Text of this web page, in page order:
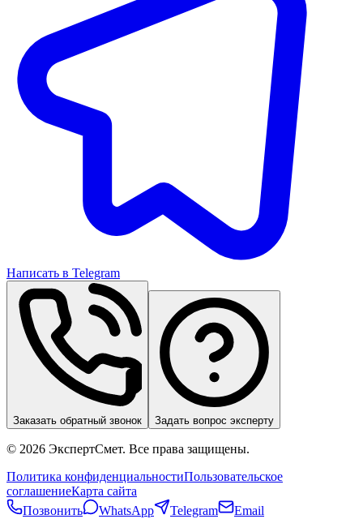
Написать в Telegram
Заказать обратный звонок Задать вопрос эксперту
© 2026 ЭкспертСмет. Все права защищены.
Политика конфиденциальностиПользовательское
соглашениеКарта сайта
Позвонить
WhatsApp Telegram Email